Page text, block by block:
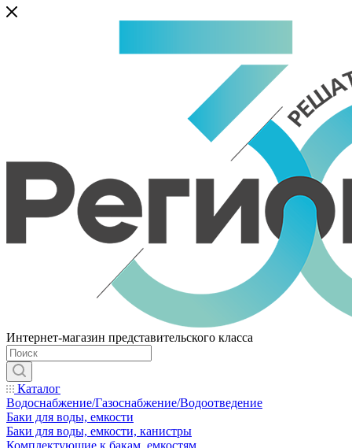
Интернет-магазин представительского класса
Каталог
Водоснабжение/Газоснабжение/Водоотведение
Баки для воды, емкости
Баки для воды, емкости, канистры
Комплектующие к бакам, емкостям